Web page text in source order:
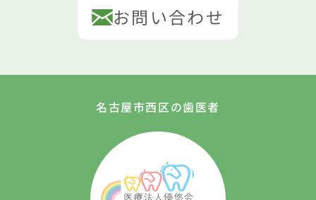
お問い合わせ
名古屋市西区の歯医者